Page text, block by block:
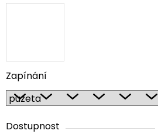
Zapínání
Dostupnost